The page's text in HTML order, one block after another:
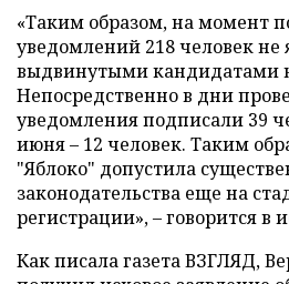
«Таким образом, на момент
уведомлений 218 человек не
выдвинутыми кандидатами
Непосредственно в дни
уведомления подписали 39
июня – 12 человек. Таким
"Яблоко" допустила
законодательства еще на
регистрации», – говорится в
Как писала газета ВЗГЛЯД,